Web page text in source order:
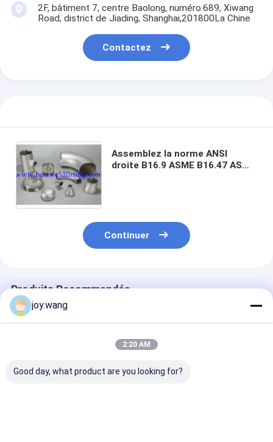
2F, bâtiment 7, centre Baolong, numéro.689, Xiwang
Road, district de Jiading, Shanghai,201800La Chine
Contactez
Assemblez la norme ANSI
droite B16.9 ASME B16.47 ASME
Continuer
Produits Recommandés
joy.wang
2:20 AM
Good day, what product are you looking for?